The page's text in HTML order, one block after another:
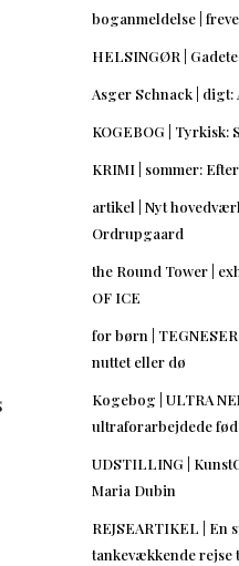
boganmeldelse |
HELSINGØR |
Asger Schnack |
KOGEBOG | Tyrkisk:
KRIMI | sommer:
artikel | Nyt
Ordrupgaard
the Round Tower |
OF ICE
for børn |
nuttet eller dø
Kogebog | ULTRA
ultraforarbejdede
UDSTILLING |
Maria Dubin
REJSEARTIKEL | En
tankevækkende rejse